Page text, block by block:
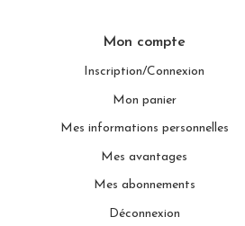
Mon compte
Inscription/Connexion
Mon panier
Mes informations personnelles
Mes avantages
Mes abonnements
Déconnexion